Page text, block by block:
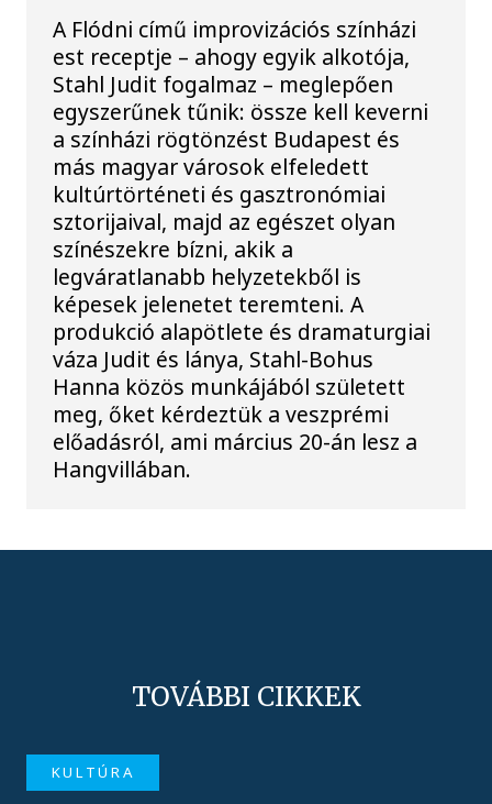
A Flódni című improvizációs színházi
est receptje – ahogy egyik alkotója,
Stahl Judit fogalmaz – meglepően
egyszerűnek tűnik: össze kell keverni
a színházi rögtönzést Budapest és
más magyar városok elfeledett
kultúrtörténeti és gasztronómiai
sztorijaival, majd az egészet olyan
színészekre bízni, akik a
legváratlanabb helyzetekből is
képesek jelenetet teremteni. A
produkció alapötlete és dramaturgiai
váza Judit és lánya, Stahl-Bohus
Hanna közös munkájából született
meg, őket kérdeztük a veszprémi
előadásról, ami március 20-án lesz a
Hangvillában.
TOVÁBBI CIKKEK
KULTÚRA